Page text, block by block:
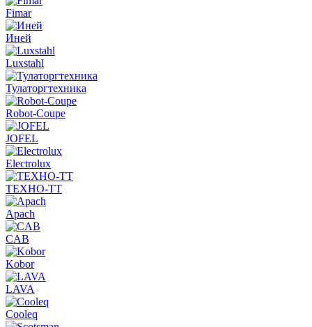
Fimar
Иней
Luxstahl
Тулаторгтехника
Robot-Coupe
JOFEL
Electrolux
ТЕХНО-ТТ
Apach
CAB
Kobor
LAVA
Cooleq